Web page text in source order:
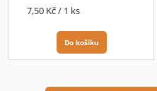
Měrná
7,50 Kč / 1 ks
Do košíku